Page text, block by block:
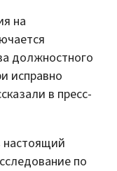
на
должностного
исправно
в пресс-
по